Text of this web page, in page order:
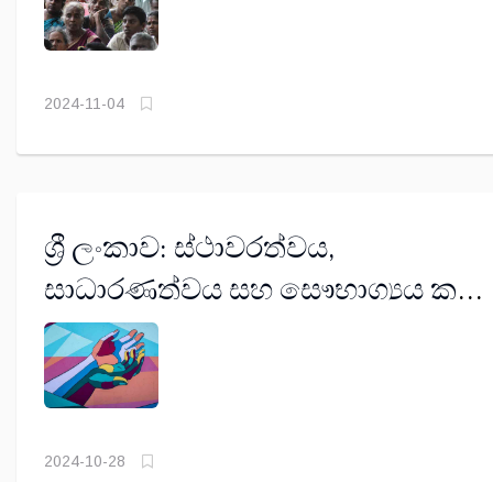
2024-11-04
ශ්‍රී ලංකාව: ස්ථාවරත්වය,
සාධාරණත්වය සහ සෞභාග්‍යය කරා
(පළමු කොටස)
2024-10-28